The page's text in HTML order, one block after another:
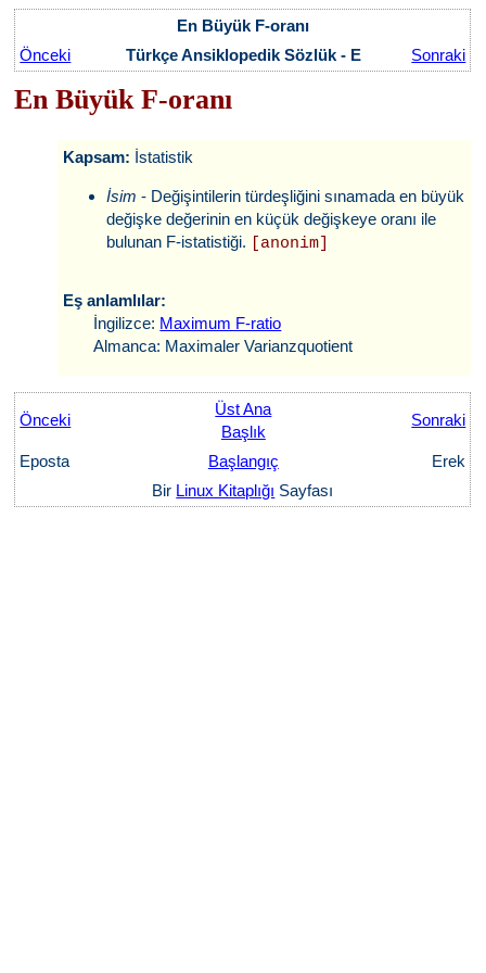
En Büyük F-oranı
Önceki
Türkçe Ansiklopedik Sözlük - E Sonraki
En Büyük F-oranı
Kapsam: İstatistik
İsim - Değişintilerin türdeşliğini sınamada en büyük
değişke değerinin en küçük değişkeye oranı ile
bulunan F-istatistiği.
[anonim]
Eş anlamlılar:
İngilizce: Maximum F-ratio
Almanca: Maximaler Varianzquotient
Önceki
Üst Ana
Başlık
Sonraki
Eposta Başlangıç
Erek
Bir Linux Kitaplığı Sayfası